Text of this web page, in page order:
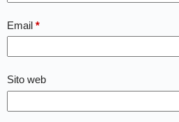
Email *
Sito web